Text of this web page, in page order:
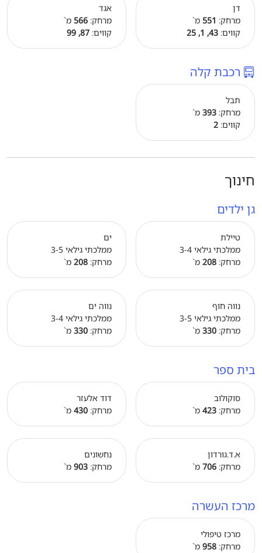
דן
מרחק: 551 מ`
קווים: 43, 1, 25
אגד
מרחק: 566 מ`
קווים: 87, 99
רכבת קלה
תבל
מרחק: 393 מ`
קווים: 2
חינוך
גן ילדים
טיילת
ממלכתי גילאי 3-4
מרחק: 208 מ`
ים
ממלכתי גילאי 3-5
מרחק: 208 מ`
נווה חוף
ממלכתי גילאי 3-5
מרחק: 330 מ`
נווה ים
ממלכתי גילאי 3-4
מרחק: 330 מ`
בית ספר
סוקולוב
מרחק: 423 מ`
דוד אלעזר
מרחק: 430 מ`
א.ד.גורדון
מרחק: 706 מ`
נחשונים
מרחק: 903 מ`
מרכז העשרה
מרכז טיפולי
מרחק: 958 מ`